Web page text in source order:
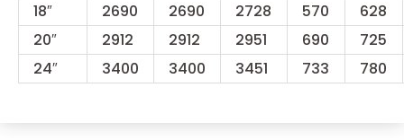
18″
2690 2690 2728 570
628
20″
2912 2912 2951 690
725
24″
3400 3400 3451 733 780